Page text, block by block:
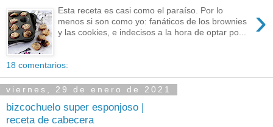
›
Esta receta es casi como el paraíso. Por lo
menos si son como yo: fanáticos de los brownies
y las cookies, e indecisos a la hora de optar po...
18 comentarios:
viernes, 29 de enero de 2021
bizcochuelo super esponjoso |
receta de cabecera